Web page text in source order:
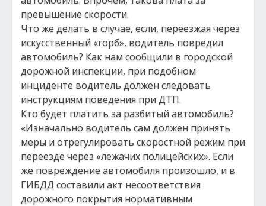
превышение скорости.
Что же делать в случае, если, переезжая через
искусственный «горб», водитель повредил
автомобиль? Как нам сообщили в городской
дорожной инспекции, при подобном
инциденте водитель должен следовать
инструкциям поведения при ДТП.
Кто будет платить за разбитый автомобиль?
«Изначально водитель сам должен принять
меры и отрегулировать скоростной режим при
переезде через «лежачих полицейских». Если
же повреждение автомобиля произошло, и в
ГИБДД составили акт несоответствия
дорожного покрытия нормативным